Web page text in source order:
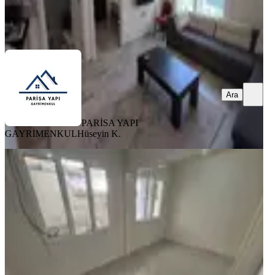
PARİSA YAPI GAYRİMENKULHüseyin K.
Ara
PARİSA YAPI
GAYRİMENKULHüseyin K.
Ara
YENİ
Buca Barış Mahallesi Vergidairesi,ilçe
Emniyet Üst Sokağı,ecevitparkı
Yanı/zemin 2+0(2 Oda Mutfak)
Buca, Barış Mahallesi
2+0